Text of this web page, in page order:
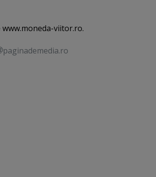
viitor.ro.
paginademedia.ro